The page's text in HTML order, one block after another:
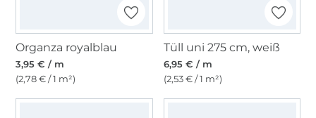
Organza royalblau
3,95 € / m
(2,78 € / 1 m²)
Tüll uni 275 cm, weiß
6,95 € / m
(2,53 € / 1 m²)